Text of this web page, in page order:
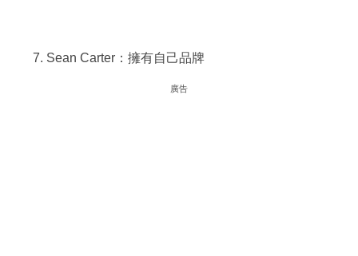
Sean Carter：擁有自己品牌
廣告